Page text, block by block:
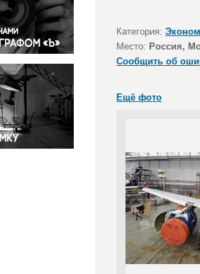
и конфликты
бизнес
Категория:
Место: Россия,
Сообщить об
Ещё фото